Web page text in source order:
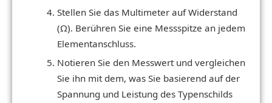
Stellen Sie das Multimeter auf Widerstand
(Ω). Berühren Sie eine Messspitze an jedem
Elementanschluss.
Notieren Sie den Messwert und vergleichen
Sie ihn mit dem, was Sie basierend auf der
Spannung und Leistung des Typenschilds